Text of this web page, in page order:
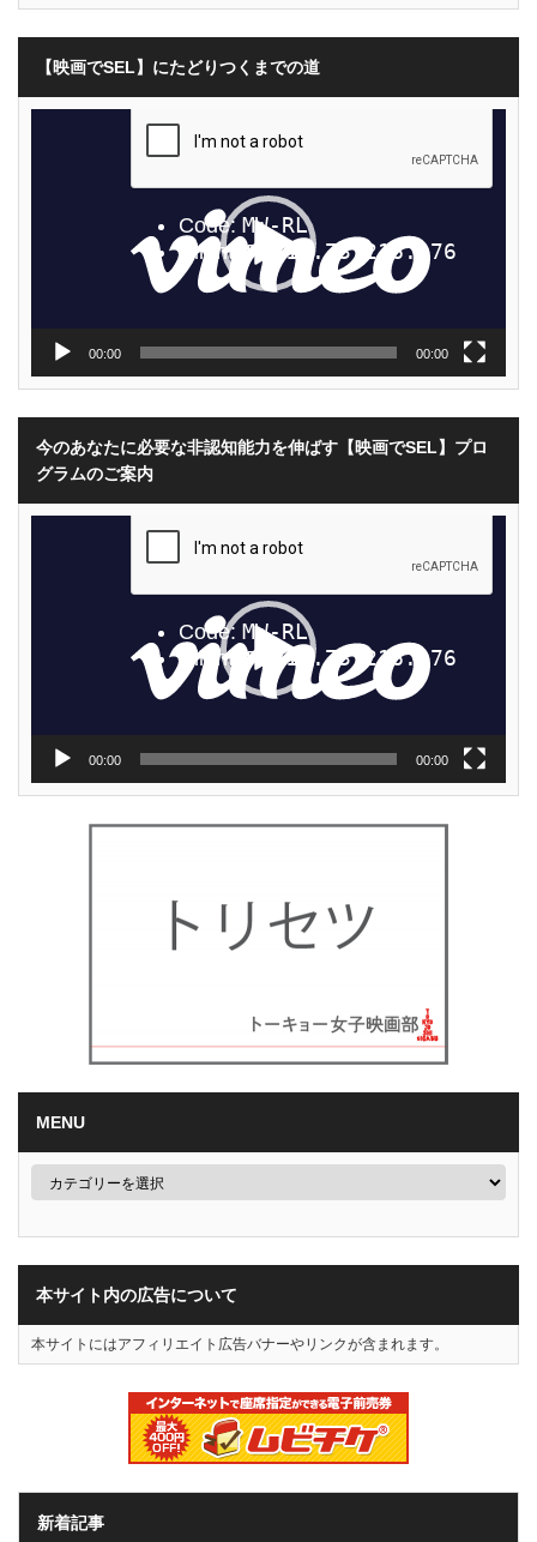
【映画でSEL】にたどりつくまでの道
00:00 00:00
今のあなたに必要な非認知能力を伸ばす【映画でSEL】プロ
グラムのご案内
動
00:00 00:00
MENU
本サイト内の広告について
本サイトにはアフィリエイト広告バナーやリンクが含まれます。
新着記事